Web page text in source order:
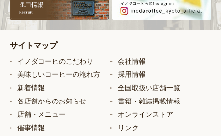
サイトマップ
イノダコーヒのこだわり
美味しいコーヒーの淹れ方
新着情報
各店舗からのお知らせ
店舗・メニュー
催事情報
会社情報
採用情報
全国取扱い店舗一覧
書籍・雑誌掲載情報
オンラインストア
リンク